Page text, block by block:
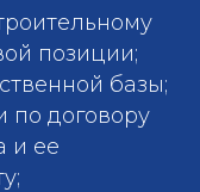
позиции;
базы;
по договору
и ее